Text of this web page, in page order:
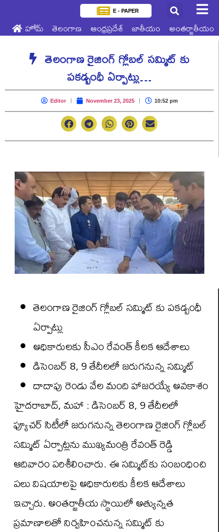
E - PAPER
హోమ్ తెలంగాణ ఆంధ్రప్రదేశ్ జాతీయం అంతర్జాతీయం
తెలంగాణ రైజింగ్ గ్లోబల్ సమ్మిట్ కు
పకడ్బంధీ ఏర్పాట్లు…
Editor November 23, 2025 10:52 pm
తెలంగాణ రైజింగ్ గ్లోబల్ సమ్మిట్ కు పకడ్బంధీ
ఏర్పాట్లు
అధికారులకు సీఎం రేవంత్ కీలక ఆదేశాలు
డిసెంబర్ 8, 9 తేదీలలో జరుగనున్న సమ్మిట్
దాదాపు రెండు వేల మంది హాజరయ్యే అవకాశం
హైదరాబాద్, మహా : డిసెంబర్ 8, 9 తేదీలలో
ఫ్యూచర్ సిటీలో జరుగనున్న తెలంగాణ రైజింగ్ గ్లోబల్
సమ్మిట్‌ ఏర్పాట్లను ముఖ్యమంత్రి రేవంత్ రెడ్డి
ఆదివారం పరిశీలించారు. ఈ సమ్మిట్‌కు సంబంధించి
పలు విషయాలపై అధికారులకు కీలక ఆదేశాలు
ఇచ్చారు. అంతర్జాతీయ స్థాయిలో అత్యున్నత
ప్రమాణాలతో నిర్వహించనున్న సమ్మిట్‌ కు